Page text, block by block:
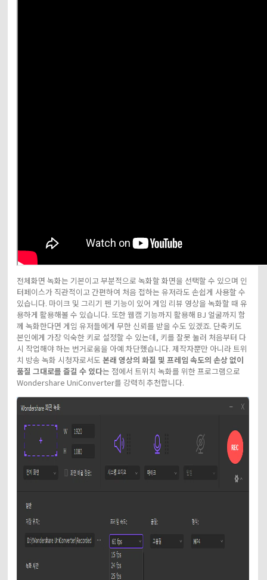
전체화면 녹화는 기본이고 부분적으로 녹화할 화면을 선택할 수 있으며 인
터페이스가 직관적이고 간편하여 처음 접하는 유저라도 손쉽게 사용할 수
있습니다. 마이크 및 그리기 펜 기능이 있어 게임 리뷰 영상을 녹화할 때 유
용하게 활용해볼 수 있습니다. 또한 웹캠 기능까지 활용해 BJ 얼굴까지 함
께 녹화한다면 게임 유저들에게 무한 신뢰를 받을 수도 있겠죠. 단축키도
본인에게 가장 익숙한 키로 설정할 수 있는데, 키를 잘못 눌러 처음부터 다
시 작업해야 하는 번거로움을 아예 차단했습니다. 제작자뿐만 아니라 트위
치 방송 녹화 시청자로서도 본래 영상의 화질 및 프레임 속도의 손상 없이
품질 그대로를 즐길 수 있다는 점에서 트위치 녹화를 위한 프로그램으로
Wondershare UniConverter를 강력히 추천합니다.